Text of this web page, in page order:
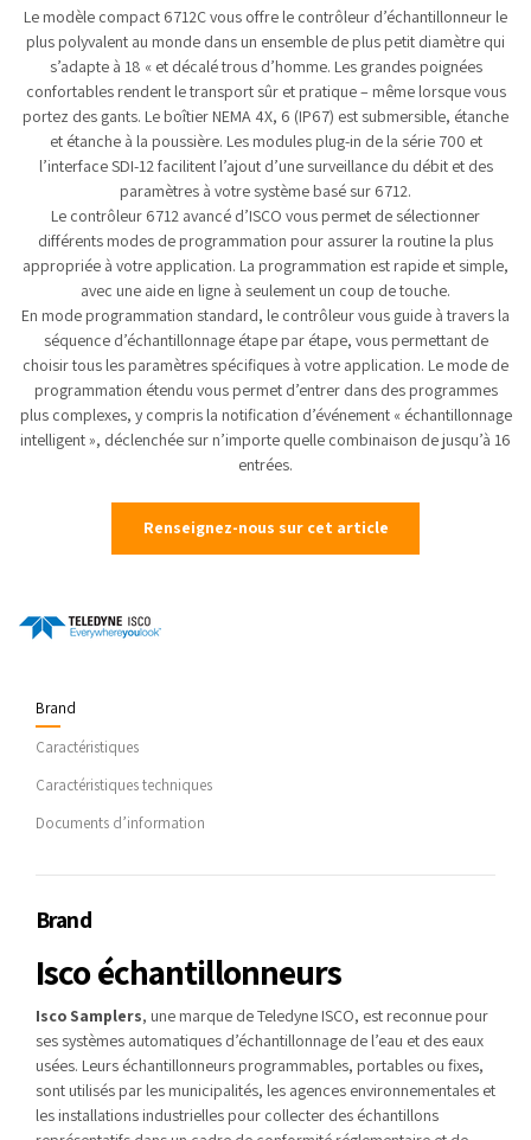
Le modèle compact 6712C vous offre le contrôleur d’échantillonneur le
plus polyvalent au monde dans un ensemble de plus petit diamètre qui
s’adapte à 18 « et décalé trous d’homme. Les grandes poignées
confortables rendent le transport sûr et pratique – même lorsque vous
portez des gants. Le boîtier NEMA 4X, 6 (IP67) est submersible, étanche
et étanche à la poussière. Les modules plug-in de la série 700 et
l’interface SDI-12 facilitent l’ajout d’une surveillance du débit et des
paramètres à votre système basé sur 6712.
Le contrôleur 6712 avancé d’ISCO vous permet de sélectionner
différents modes de programmation pour assurer la routine la plus
appropriée à votre application. La programmation est rapide et simple,
avec une aide en ligne à seulement un coup de touche.
En mode programmation standard, le contrôleur vous guide à travers la
séquence d’échantillonnage étape par étape, vous permettant de
choisir tous les paramètres spécifiques à votre application. Le mode de
programmation étendu vous permet d’entrer dans des programmes
plus complexes, y compris la notification d’événement « échantillonnage
intelligent », déclenchée sur n’importe quelle combinaison de jusqu’à 16
entrées.
Renseignez-nous sur cet article
Brand
Caractéristiques
Caractéristiques techniques
Documents d’information
Brand
Isco échantillonneurs
Isco Samplers, une marque de Teledyne ISCO, est reconnue pour
ses systèmes automatiques d’échantillonnage de l’eau et des eaux
usées. Leurs échantillonneurs programmables, portables ou fixes,
sont utilisés par les municipalités, les agences environnementales et
les installations industrielles pour collecter des échantillons